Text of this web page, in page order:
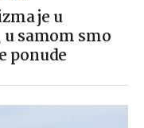
je u
samom smo
ponude